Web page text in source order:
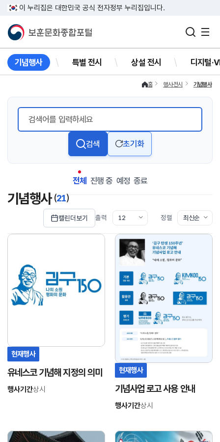
이 누리집은 대한민국 공식 전자정부 누리집입니다.
기념행사 특별 전시 상설 전시 디지털
홈 행사·전시 기념행사
검색 초기화
전체 진행 중 예정 종료
기념행사 (21)
캘린더보기 출력 정렬
링
현재행사
유네스코 기념해 지정의 의미
행사기간상시
링
결
현재행사
기념사업 로고 사용 안내
행사기간상시
링
링